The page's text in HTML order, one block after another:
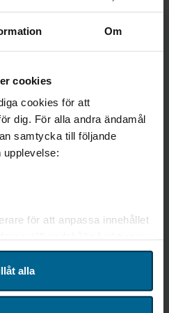
Om
cookies
cookies för att
dig. För alla andra ändamål
samtycka till följande
upplevelse:
för att anpassa innehållet
vår trafik. Vi
identifierare och annan
de sociala medier och
alla